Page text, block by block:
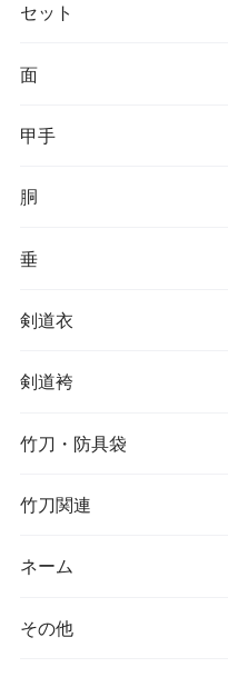
セット
面
甲手
胴
垂
剣道衣
剣道袴
竹刀・防具袋
竹刀関連
ネーム
その他